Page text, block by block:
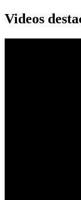
Videos